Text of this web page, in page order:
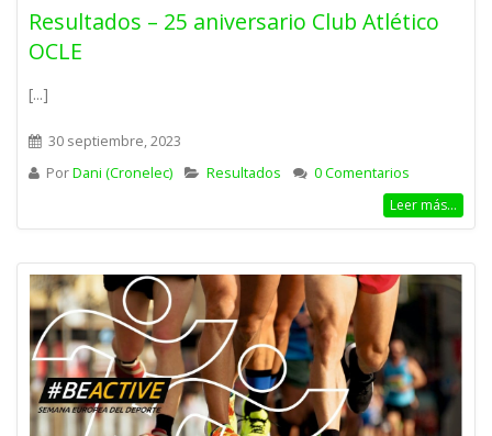
Resultados – 25 aniversario Club Atlético
OCLE
[...]
30 septiembre, 2023
PorDani (Cronelec) Resultados
0 Comentarios
Leer más...